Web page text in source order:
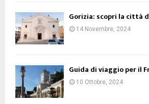
Gorizia: scopri la città
14 Novembre, 2024
Guida di viaggio per il
10 Ottobre, 2024